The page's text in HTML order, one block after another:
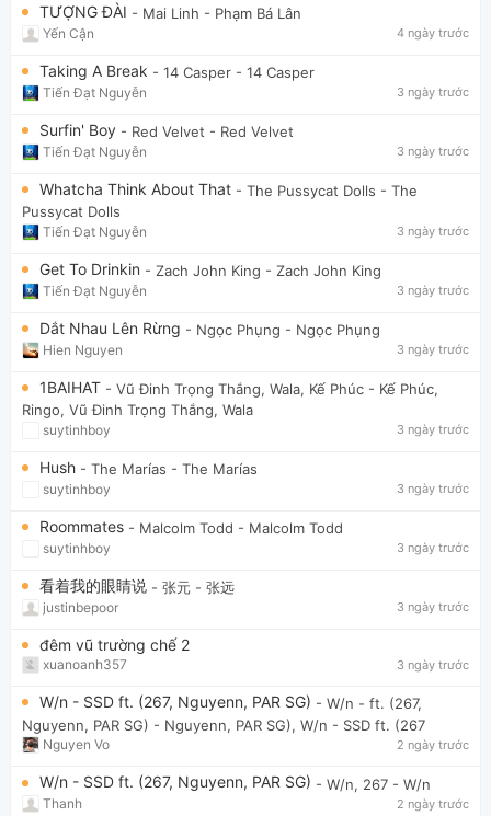
TƯỢNG ĐÀI - Mai Linh - Phạm Bá Lân
Yến Cận 4 ngày trước
Taking A Break - 14 Casper - 14 Casper
Tiến Đạt Nguyễn 3 ngày trước
Surfin' Boy - Red Velvet - Red Velvet
Tiến Đạt Nguyễn 3 ngày trước
Whatcha Think About That - The Pussycat Dolls - The
Pussycat Dolls
Tiến Đạt Nguyễn 3 ngày trước
Get To Drinkin - Zach John King - Zach John King
Tiến Đạt Nguyễn 3 ngày trước
Dắt Nhau Lên Rừng - Ngọc Phụng - Ngọc Phụng
Hien Nguyen 3 ngày trước
1BAIHAT - Vũ Đinh Trọng Thắng, Wala, Kế Phúc - Kế Phúc,
Ringo, Vũ Đinh Trọng Thắng, Wala
suytinhboy 3 ngày trước
Hush - The Marías - The Marías
suytinhboy 3 ngày trước
Roommates - Malcolm Todd - Malcolm Todd
suytinhboy 3 ngày trước
看着我的眼睛说 - 张元 - 张远
justinbepoor 3 ngày trước
đêm vũ trường chế 2
xuanoanh357 3 ngày trước
W/n - SSD ft. (267, Nguyenn, PAR SG) - W/n - ft. (267,
Nguyenn, PAR SG) - Nguyenn, PAR SG), W/n - SSD ft. (267
Nguyen Vo 2 ngày trước
W/n - SSD ft. (267, Nguyenn, PAR SG) - W/n, 267 - W/n
Thanh 2 ngày trước